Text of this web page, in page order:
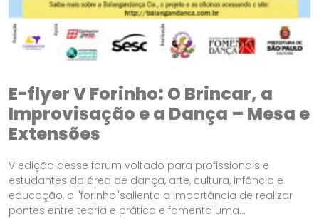
E-flyer V Forinho: O Brincar, a
Improvisação e a Dança – Mesa e
Extensões
V edição desse forum voltado para profissionais e
estudantes da área de dança, arte, cultura, infância e
educação, o "forinho"salienta a importância de realizar
pontes entre teoria e prática e fomenta uma...